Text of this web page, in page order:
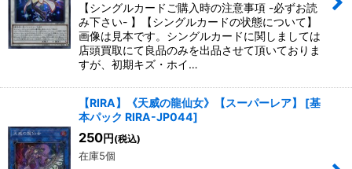
【シングルカードご購入時の注意事項 -必ずお読
み下さい- 】【シングルカードの状態について】
画像は見本です。シングルカードに関しましては
店頭買取にて良品のみを出品させて頂いておりま
すが、初期キズ・ホイ…
【RIRA】《天威の龍仙女》【スーパーレア】 [基
本パック RIRA-JP044]
250円 (税込)
在庫5個